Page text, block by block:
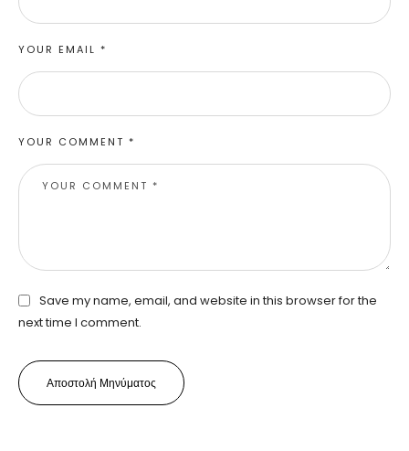
YOUR COMMENT *
YOUR EMAIL *
Save my name, email, and website in this browser for the
next time I comment.
Αποστολή Μηνύματος